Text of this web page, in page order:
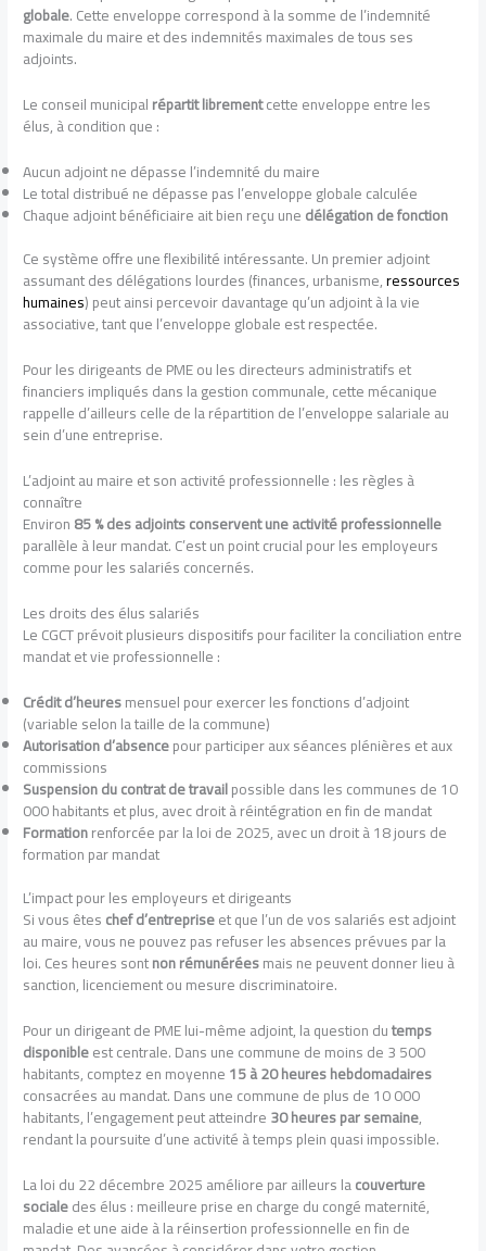
globale. Cette enveloppe correspond à la somme de l’indemnité
maximale du maire et des indemnités maximales de tous ses
adjoints.
Le conseil municipalrépartit librementcette enveloppe entre les
élus, à condition que :
Aucun adjoint ne dépasse l’indemnité du maire
Le total distribué ne dépasse pas l’enveloppe globale calculée
Chaque adjoint bénéficiaire ait bien reçu unedélégation de fonction
Ce système offre une flexibilité intéressante. Un premier adjoint
assumant des délégations lourdes (finances, urbanisme,ressources
humaines) peut ainsi percevoir davantage qu’un adjoint à la vie
associative, tant que l’enveloppe globale est respectée.
Pour les dirigeants de PME ou les directeurs administratifs et
financiers impliqués dans la gestion communale, cette mécanique
rappelle d’ailleurs celle de la répartition de l’enveloppe salariale au
sein d’une entreprise.
L’adjoint au maire et son activité professionnelle : les règles à
connaître
Environ85 % des adjoints conservent une activité professionnelle
parallèle à leur mandat. C’est un point crucial pour les employeurs
comme pour les salariés concernés.
Les droits des élus salariés
Le CGCT prévoit plusieurs dispositifs pour faciliter la conciliation entre
mandat et vie professionnelle :
Crédit d’heuresmensuel pour exercer les fonctions d’adjoint
(variable selon la taille de la commune)
Autorisation d’absencepour participer aux séances plénières et aux
commissions
Suspension du contrat de travailpossible dans les communes de 10
000 habitants et plus, avec droit à réintégration en fin de mandat
Formationrenforcée par la loi de 2025, avec un droit à 18 jours de
formation par mandat
L’impact pour les employeurs et dirigeants
Si vous êteschef d’entrepriseet que l’un de vos salariés est adjoint
au maire, vous ne pouvez pas refuser les absences prévues par la
loi. Ces heures sontnon rémunéréesmais ne peuvent donner lieu à
sanction, licenciement ou mesure discriminatoire.
Pour un dirigeant de PME lui-même adjoint, la question dutemps
disponibleest centrale. Dans une commune de moins de 3 500
habitants, comptez en moyenne15 à 20 heures hebdomadaires
consacrées au mandat. Dans une commune de plus de 10 000
habitants, l’engagement peut atteindre30 heures par semaine,
rendant la poursuite d’une activité à temps plein quasi impossible.
La loi du 22 décembre 2025 améliore par ailleurs lacouverture
socialedes élus : meilleure prise en charge du congé maternité,
maladie et une aide à la réinsertion professionnelle en fin de